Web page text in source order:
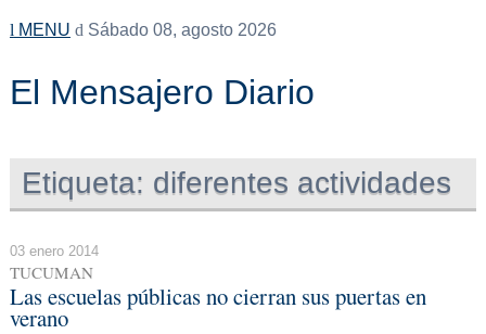
MENU Sábado 08, agosto 2026
El Mensajero Diario
Etiqueta: diferentes actividades
03 enero 2014
TUCUMAN
Las escuelas públicas no cierran sus puertas en
verano